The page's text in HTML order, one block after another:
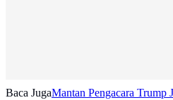
Baca JugaMantan Pengacara Trump